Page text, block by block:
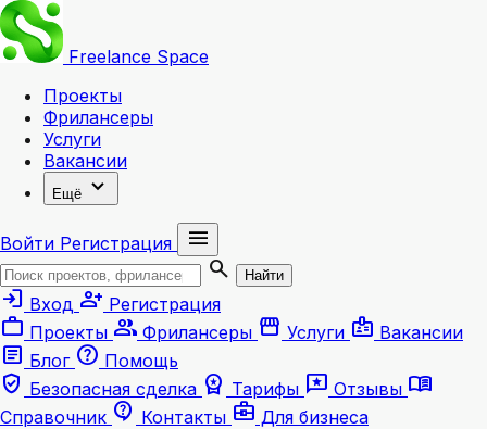
Freelance Space
Проекты
Фрилансеры
Услуги
Вакансии
Ещё expand_more
Войти Регистрация
menu
search
Найти
login Вход person_add Регистрация
work Проекты group Фрилансеры storefront Услуги badge Вакансии
article Блог help Помощь
verified_user Безопасная сделка workspace_premium Тарифы reviews Отзывы menu_book
Справочник contact_support Контакты business_center Для бизнеса